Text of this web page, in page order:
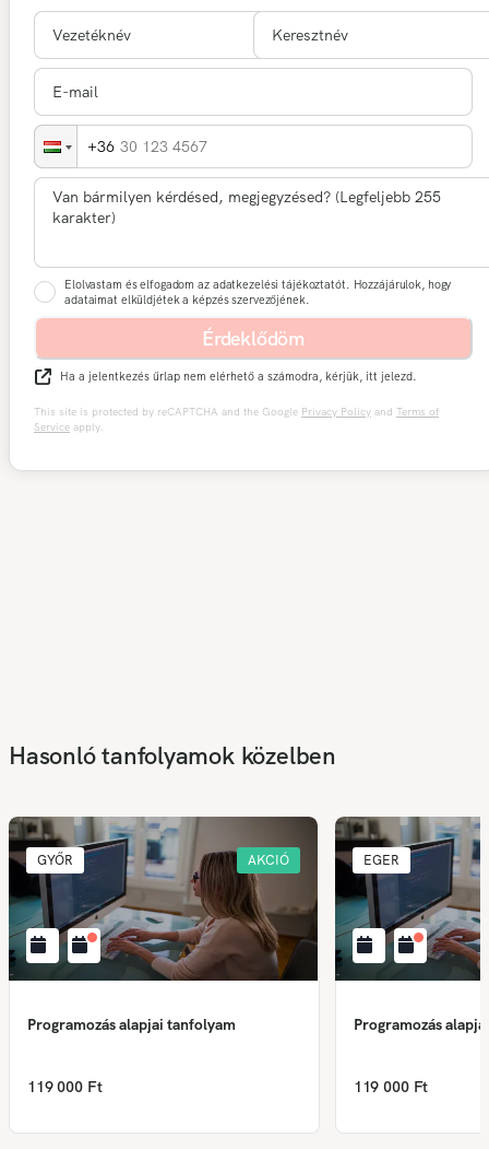
30 123 4567
Elolvastam és elfogadom az adatkezelési tájékoztatót. Hozzájárulok, hogy
adataimat elküldjétek a képzés szervezőjének.
Érdeklődöm
Ha a jelentkezés űrlap nem elérhető a számodra, kérjük, itt jelezd.
This site is protected by reCAPTCHA and the Google Privacy Policy and Terms of
Service apply.
Hasonló tanfolyamok közelben
GYŐR AKCIÓ
Programozás alapjai tanfolyam
119 000 Ft
EGER
Programozás
119 000 Ft